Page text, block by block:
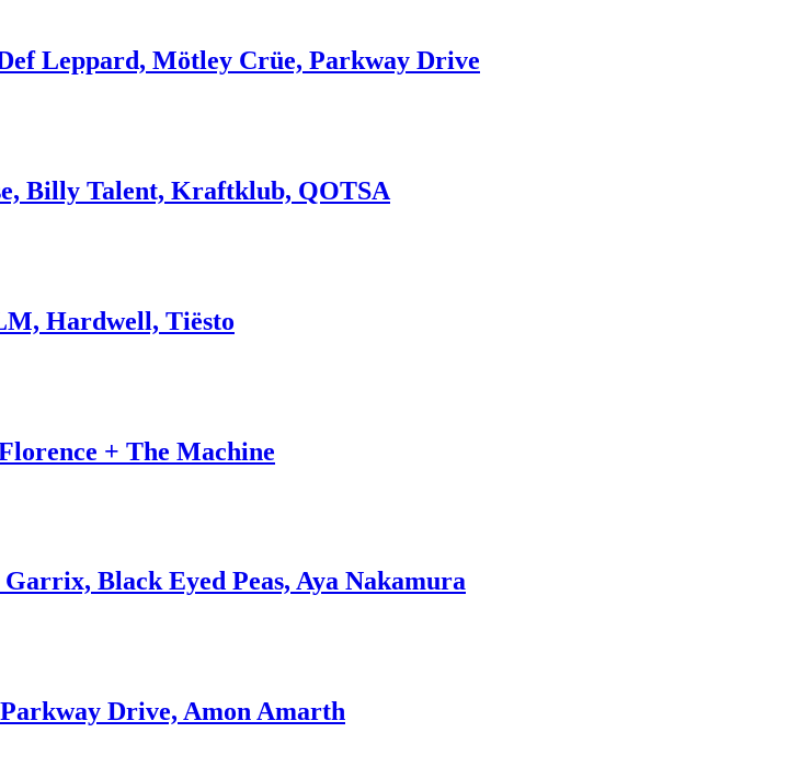
Leppard, Mötley Crüe, Parkway Drive
Billy Talent, Kraftklub, QOTSA
Hardwell, Tiësto
+ The Machine
Black Eyed Peas, Aya Nakamura
Drive, Amon Amarth